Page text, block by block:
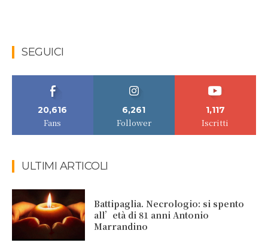
SEGUICI
20,616
Fans
6,261
Follower
1,117
Iscritti
ULTIMI ARTICOLI
Battipaglia. Necrologio: si spento
all’età di 81 anni Antonio
Marrandino